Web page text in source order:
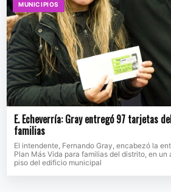
MUNICIPIOS
E. Echeverría: Gray entregó 97 tarjetas
familias
El intendente, Fernando Gray, encabezó la
Plan Más Vida para familias del distrito, en un
piso del edificio municipal